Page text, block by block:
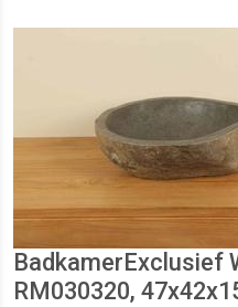
BadkamerExclusief
RM030320,